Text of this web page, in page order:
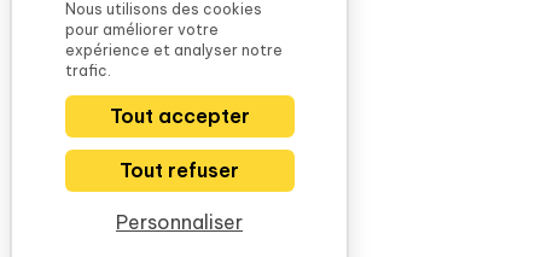
Nous utilisons des cookies
pour améliorer votre
expérience et analyser notre
trafic.
Tout accepter
Tout refuser
Personnaliser